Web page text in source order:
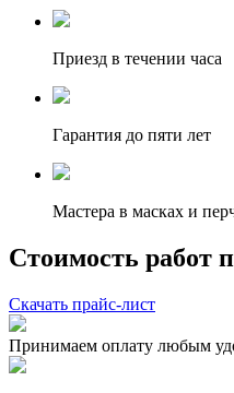
Приезд в течении часа
Гарантия до пяти лет
Мастера в масках и
Стоимость работ
Скачать прайс-лист
Принимаем оплату любым